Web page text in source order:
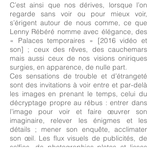
C’est ainsi que nos dérives, lorsque l’on
regarde sans voir ou pour mieux voir,
s’érigent autour de nous comme, ce que
Lenny Rébéré nomme avec élégance, des
« Palaces temporaires » [2016 vidéo et
son] ; ceux des rêves, des cauchemars
mais aussi ceux de nos visions oniriques
surgies, en apparence, de nulle part.
Ces sensations de trouble et d’étrangeté
sont des invitations à voir entre et par-delà
les images en prenant le temps, celui du
décryptage propre au rébus : entrer dans
l’image pour voir et faire œuvrer son
imaginaire, relever les énigmes et les
détails ; mener son enquête, acclimater
son œil. Les flux visuels de publicités, de
selfies, de photographies plates et lisses